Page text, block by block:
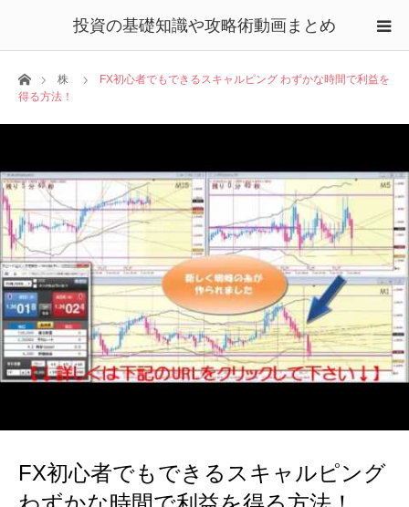
投資の基礎知識や攻略術動画まとめ
ホーム株
FX初心者でもできるスキャルピング わずかな時間で利益を
得る方法！
FX初心者でもできるスキャルピング